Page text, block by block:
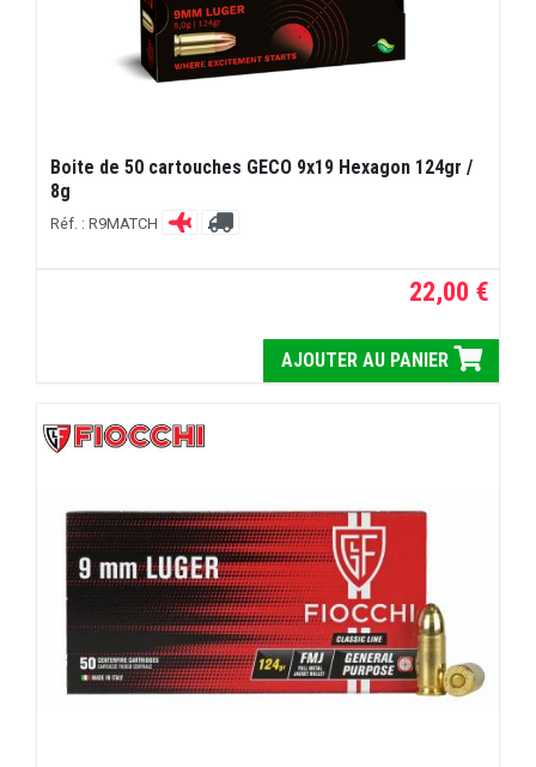
Boite de 50 cartouches GECO 9x19 Hexagon 124gr /
8g
Réf. : R9MATCH
22,00 €
AJOUTER AU PANIER